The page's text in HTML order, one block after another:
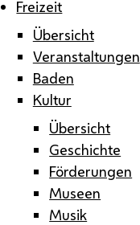
Freizeit
Übersicht
Veranstaltungen
Baden
Kultur
Übersicht
Geschichte
Förderungen
Museen
Musik